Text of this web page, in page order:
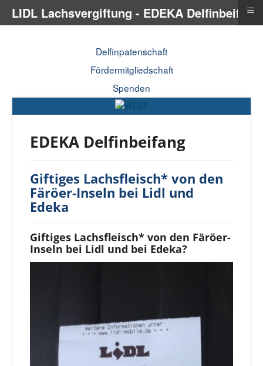
Delfinpatenschaft
Fördermitgliedschaft
Spenden
EDEKA Delfinbeifang
Giftiges Lachsfleisch* von den
Färöer-Inseln bei Lidl und
Edeka
Giftiges Lachsfleisch* von den Färöer-
Inseln bei Lidl und bei Edeka?
LIDL Lachsvergiftung - EDEKA Delfinbeifang
≡